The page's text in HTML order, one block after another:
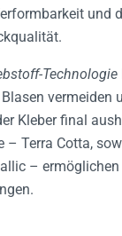
und
Technologie
vermeiden
Kleber final
– Terra Cotta,
–